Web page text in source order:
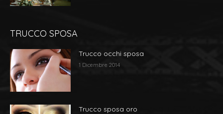
TRUCCO SPOSA
Trucco occhi sposa
1 Dicembre 2014
Trucco sposa oro